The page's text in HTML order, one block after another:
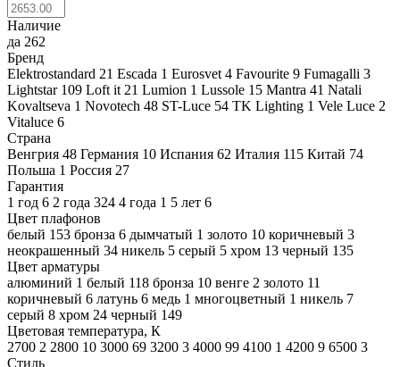
Наличие
да 262
Бренд
Elektrostandard 21 Escada 1 Eurosvet 4 Favourite 9 Fumagalli 3
Lightstar 109 Loft it 21 Lumion 1 Lussole 15 Mantra 41 Natali
Kovaltseva 1 Novotech 48 ST-Luce 54 TK Lighting 1 Vele Luce 2
Vitaluce 6
Страна
Венгрия 48 Германия 10 Испания 62 Италия 115 Китай 74
Польша 1 Россия 27
Гарантия
1 год 6 2 года 324 4 года 1 5 лет 6
Цвет плафонов
белый 153 бронза 6 дымчатый 1 золото 10 коричневый 3
неокрашенный 34 никель 5 серый 5 хром 13 черный 135
Цвет арматуры
алюминий 1 белый 118 бронза 10 венге 2 золото 11
коричневый 6 латунь 6 медь 1 многоцветный 1 никель 7
серый 8 хром 24 черный 149
Цветовая температура, К
2700 2 2800 10 3000 69 3200 3 4000 99 4100 1 4200 9 6500 3
Стиль